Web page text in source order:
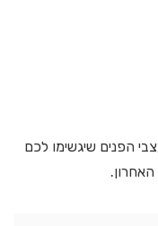
הפנים שיגשימו לכם